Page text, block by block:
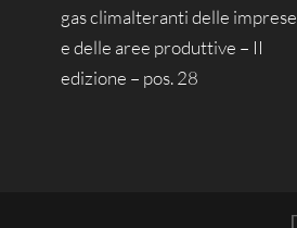
gas climalteranti delle imprese
e delle aree produttive – II
edizione – pos. 28